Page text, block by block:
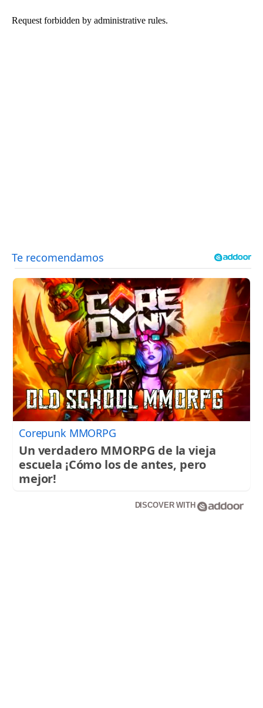
Corepunk MMORPG
Un verdadero MMORPG de la vieja
escuela ¡Cómo los de antes, pero
mejor!
DISCOVER WITH